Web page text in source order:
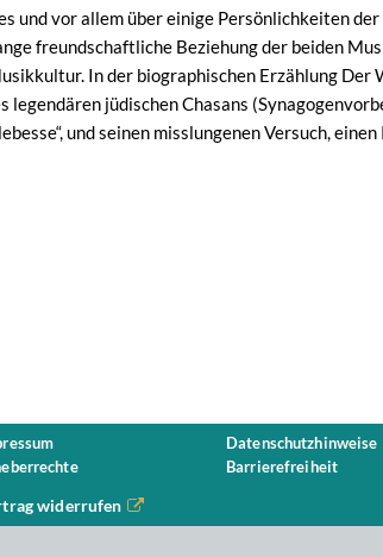
und vor allem über einige Persönlichkeiten
freundschaftliche Beziehung der beiden
In der biographischen Erzählung Der
jüdischen Chasans
und seinen misslungenen Versuch, einen
Datenschutzhinweise
Barrierefreiheit
widerrufen